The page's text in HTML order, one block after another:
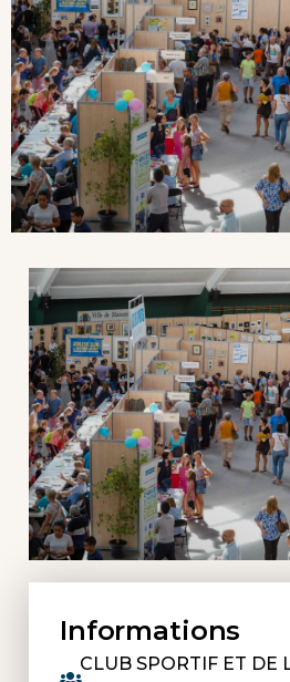
Informations
CLUB SPORTIF ET DE